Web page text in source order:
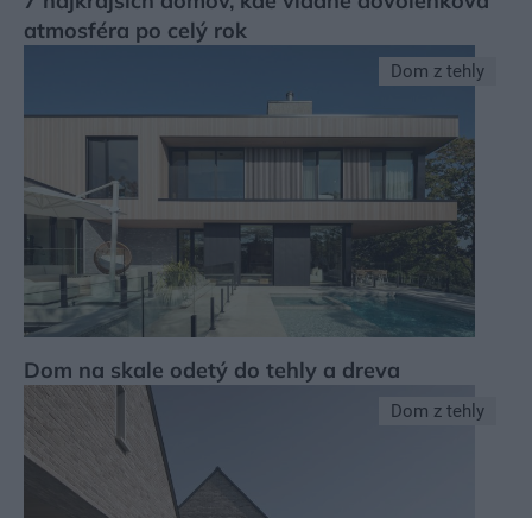
atmosféra po celý rok
Dom z tehly
Dom na skale odetý do tehly a dreva
Dom z tehly